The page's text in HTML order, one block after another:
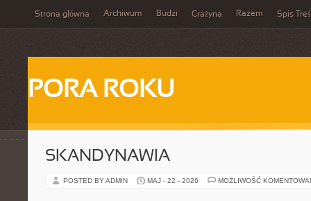
Strona główna Archiwum Budzi Grażyna Razem Spis
PORA ROKU
SKANDYNAWIA
POSTED BY ADMIN MAJ - 22 - 2026 MOŻLIWOŚĆ